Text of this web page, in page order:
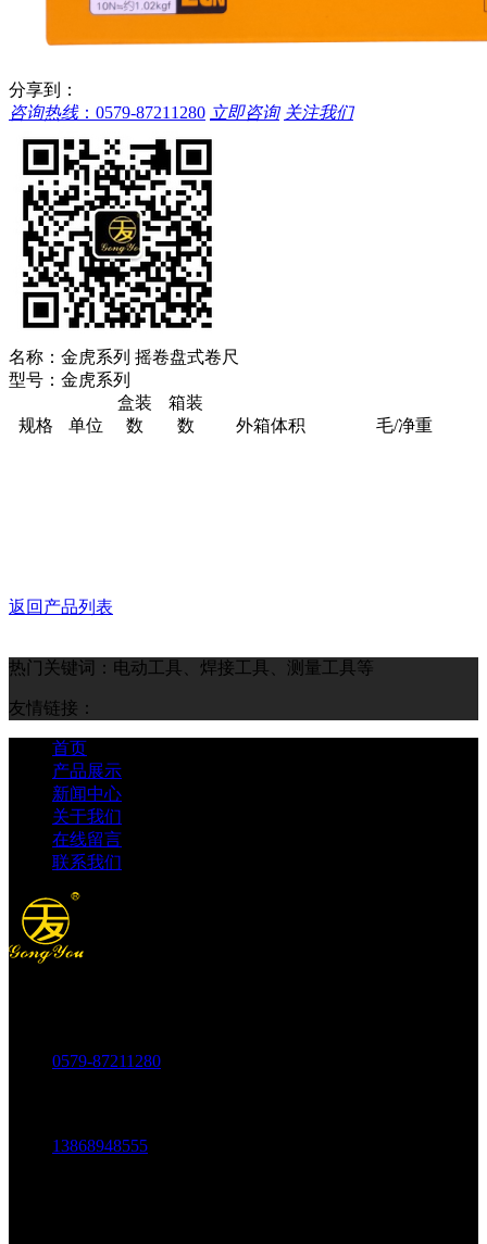
分享到：
咨询热线： 0579-87211280 立即咨询 关注我们
名称： 金虎系列 摇卷盘式卷尺
型号： 金虎系列
规格 单位
盒装
数
箱装
数
外箱体积 毛/净重
返回产品列表
热门关键词：电动工具、焊接工具、测量工具等
友情链接：
首页
产品展示
新闻中心
关于我们
在线留言
联系我们
0579-87211280
13868948555